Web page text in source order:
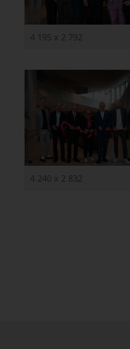
4 195 x 2 792
4 240 x 2 832